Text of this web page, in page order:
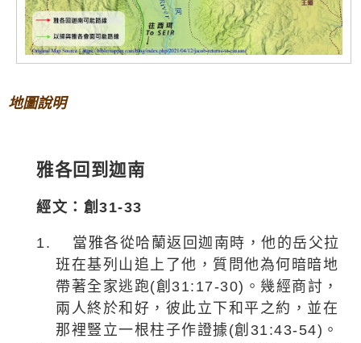
地圖說明
雅各回到迦南
經文：創 31-33
1.
當雅各從哈蘭返回迦南時，他的岳父拉
班在基列山追上了他，質問他為何暗暗地
帶著全家逃跑(創 31:17-30) 。幾經商討，
兩人終於和好，彼此立下和平之約，並在
那裡豎立一根柱子作證據 (創 31:43-54) 。